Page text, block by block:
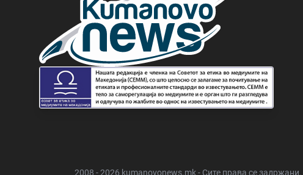
2008 - 2026 kumanovonews.mk - Сите права се задржани.